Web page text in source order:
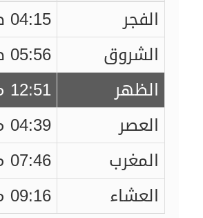
الفجر
04:15 ص
الشروق
05:56 ص
الظهر
12:51 م
العصر
04:39 م
المغرب
07:46 م
العشاء
09:16 م